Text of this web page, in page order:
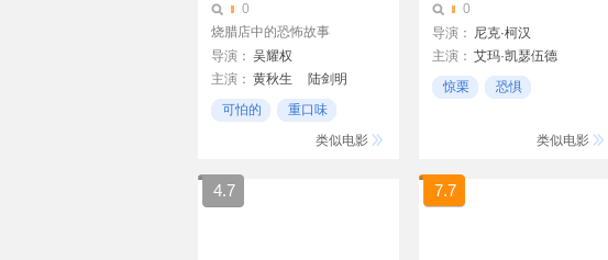
0
烧腊店中的恐怖故事
导演： 吴耀权
主演： 黄秋生
陆剑明
张锦程
黄锦燊
罗兰
可怕的
重口味
类似电影
0
导演： 尼克·柯汉
主演： 艾玛·凯瑟伍德
安娜·布鲁斯特
惊栗
恐惧
类似电影
4.7 7.7